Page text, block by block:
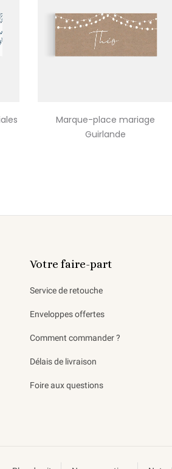
Marque-place mariage
Guirlande
Votre faire-part
Service de retouche
Enveloppes offertes
Comment commander ?
Délais de livraison
Foire aux questions